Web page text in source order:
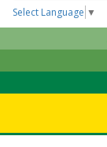
Select Language ▼